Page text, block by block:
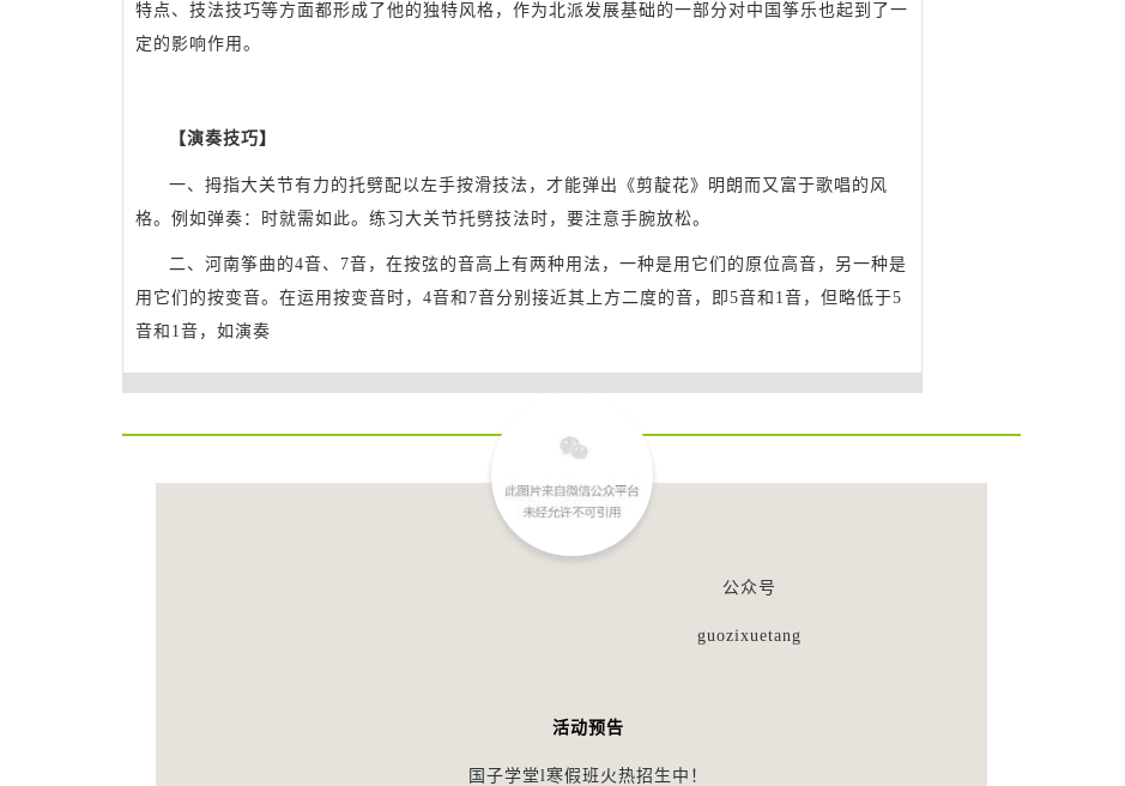
特点、技法技巧等方面都形成了他的独特风格，作为北派发展基础的一部分对中国筝乐也起到了一
定的影响作用。
【演奏技巧】
一、拇指大关节有力的托劈配以左手按滑技法，才能弹出《剪靛花》明朗而又富于歌唱的风
格。例如弹奏 ：时就需如此。练习大关节托劈技法时，要注意手腕放松。
二、河南筝曲的4音、7音，在按弦的音高上有两种用法，一种是用它们的原位高音，另一种是
用它们的按变音。在运用按变音时，4音和7音分别接近其上方二度的音，即5音和1音，但略低于5
音和1音，如演奏
公众号
guozixuetang
活动预告
国子学堂l寒假班火热招生中！